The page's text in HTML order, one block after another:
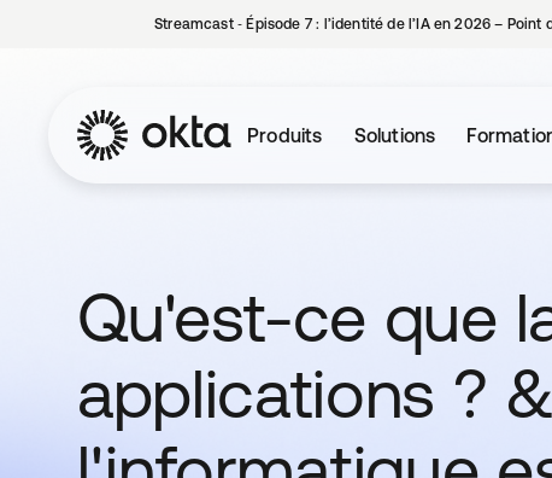
Streamcast ‑ Épisode 7 : l’identité de l’IA en 2026 – Point
Produits Solutions
Qu'est-ce que
applications ?